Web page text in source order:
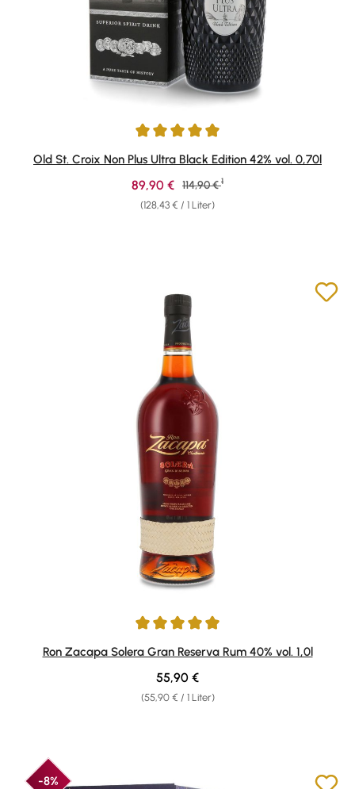
Durchschnittliche Bewertung von 4.97 von 5 Sternen
Old St. Croix Non Plus Ultra Black Edition 42% vol. 0,70l
(128,43 € / 1 Liter)
Verkaufspreis:
89,90 € Regulärer Preis:
114,90 € 1
Durchschnittliche Bewertung von 4.92 von 5 Sternen
Ron Zacapa Solera Gran Reserva Rum 40% vol. 1,0l
(55,90 € / 1 Liter)
Regulärer Preis:
55,90 €
-8%